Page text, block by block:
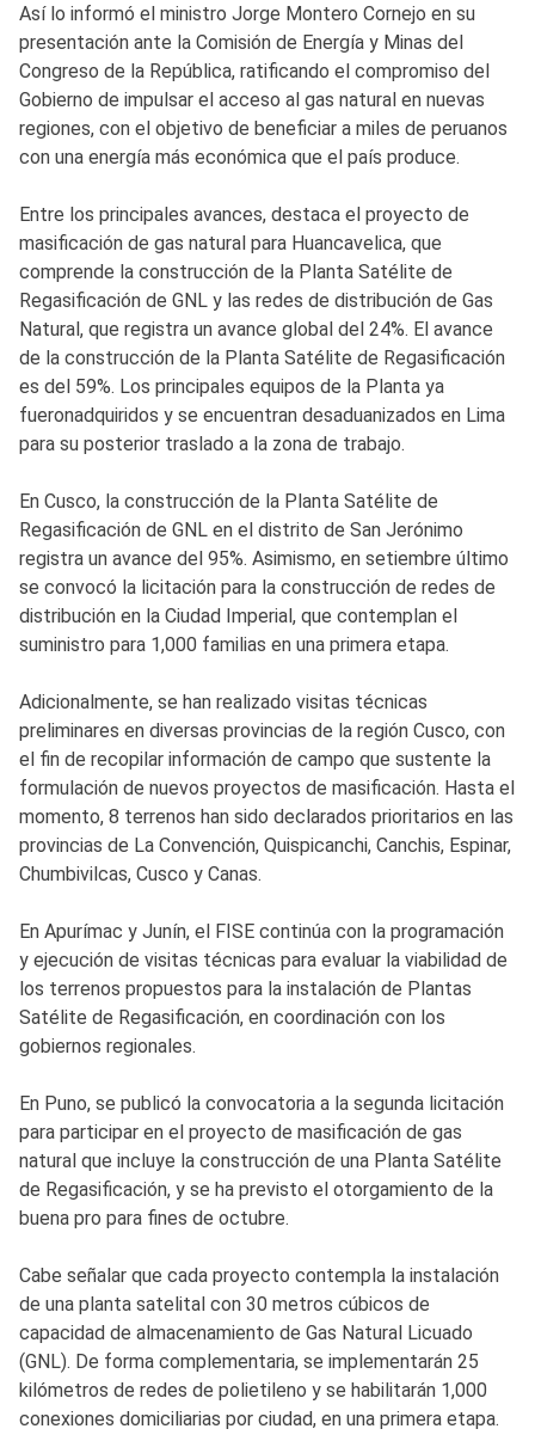
Así lo informó el ministro Jorge Montero Cornejo en su
presentación ante la Comisión de Energía y Minas del
Congreso de la República, ratificando el compromiso del
Gobierno de impulsar el acceso al gas natural en nuevas
regiones, con el objetivo de beneficiar a miles de peruanos
con una energía más económica que el país produce.
Entre los principales avances, destaca el proyecto de
masificación de gas natural para Huancavelica, que
comprende la construcción de la Planta Satélite de
Regasificación de GNL y las redes de distribución de Gas
Natural, que registra un avance global del 24%. El avance
de la construcción de la Planta Satélite de Regasificación
es del 59%. Los principales equipos de la Planta ya
fueronadquiridos y se encuentran desaduanizados en Lima
para su posterior traslado a la zona de trabajo.
En Cusco, la construcción de la Planta Satélite de
Regasificación de GNL en el distrito de San Jerónimo
registra un avance del 95%. Asimismo, en setiembre último
se convocó la licitación para la construcción de redes de
distribución en la Ciudad Imperial, que contemplan el
suministro para 1,000 familias en una primera etapa.
Adicionalmente, se han realizado visitas técnicas
preliminares en diversas provincias de la región Cusco, con
el fin de recopilar información de campo que sustente la
formulación de nuevos proyectos de masificación. Hasta el
momento, 8 terrenos han sido declarados prioritarios en las
provincias de La Convención, Quispicanchi, Canchis, Espinar,
Chumbivilcas, Cusco y Canas.
En Apurímac y Junín, el FISE continúa con la programación
y ejecución de visitas técnicas para evaluar la viabilidad de
los terrenos propuestos para la instalación de Plantas
Satélite de Regasificación, en coordinación con los
gobiernos regionales.
En Puno, se publicó la convocatoria a la segunda licitación
para participar en el proyecto de masificación de gas
natural que incluye la construcción de una Planta Satélite
de Regasificación, y se ha previsto el otorgamiento de la
buena pro para fines de octubre.
Cabe señalar que cada proyecto contempla la instalación
de una planta satelital con 30 metros cúbicos de
capacidad de almacenamiento de Gas Natural Licuado
(GNL). De forma complementaria, se implementarán 25
kilómetros de redes de polietileno y se habilitarán 1,000
conexiones domiciliarias por ciudad, en una primera etapa.